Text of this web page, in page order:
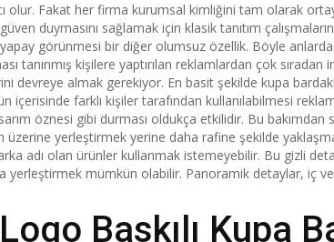
olur. Fakat her firma kurumsal kimliğini tam olarak
duymasını sağlamak için klasik tanıtım
görünmesi bir diğer olumsuz özellik. Böyle
tanınmış kişilere yaptırılan reklamlardan çok sıradan
devreye almak gerekiyor. En basit şekilde kupa
içerisinde farklı kişiler tarafından kullanılabilmesi
öznesi gibi durması oldukça etkilidir. Bu bakımdan
yerleştirmek yerine daha rafine şekilde
adı olan ürünler kullanmak istemeyebilir. Bu gizli
mümkün olabilir. Panoramik detaylar, iç
Baskılı Kupa